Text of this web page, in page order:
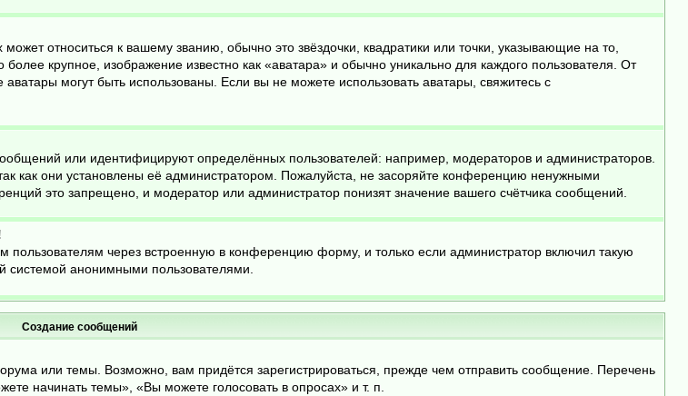
относиться к вашему званию, обычно это звёздочки, квадратики или точки, указывающие на то,
крупное, изображение известно как «аватара» и обычно уникально для каждого пользователя. От
могут быть использованы. Если вы не можете использовать аватары, свяжитесь с
или идентифицируют определённых пользователей: например, модераторов и администраторов.
как они установлены её администратором. Пожалуйста, не засоряйте конференцию ненужными
это запрещено, и модератор или администратор понизят значение вашего счётчика сообщений.
пользователям через встроенную в конференцию форму, и только если администратор включил такую
системой анонимными пользователями.
Создание сообщений
или темы. Возможно, вам придётся зарегистрироваться, прежде чем отправить сообщение. Перечень
начинать темы», «Вы можете голосовать в опросах» и т. п.